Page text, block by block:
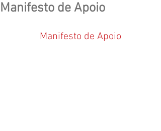
Manifesto de Apoio
Manifesto de Apoio